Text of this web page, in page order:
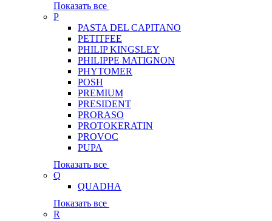
Показать все
P
PASTA DEL CAPITANO
PETITFEE
PHILIP KINGSLEY
PHILIPPE MATIGNON
PHYTOMER
POSH
PREMIUM
PRESIDENT
PRORASO
PROTOKERATIN
PROVOC
PUPA
Показать все
Q
QUADHA
Показать все
R